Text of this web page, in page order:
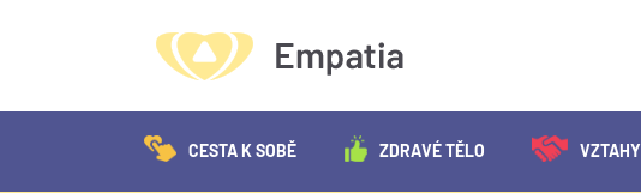
CESTA K SOBĚ ZDRAVÉ TĚLO VZTAHY